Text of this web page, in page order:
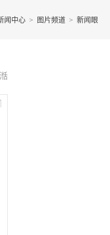
闻中心 > 图片频道 > 新闻眼